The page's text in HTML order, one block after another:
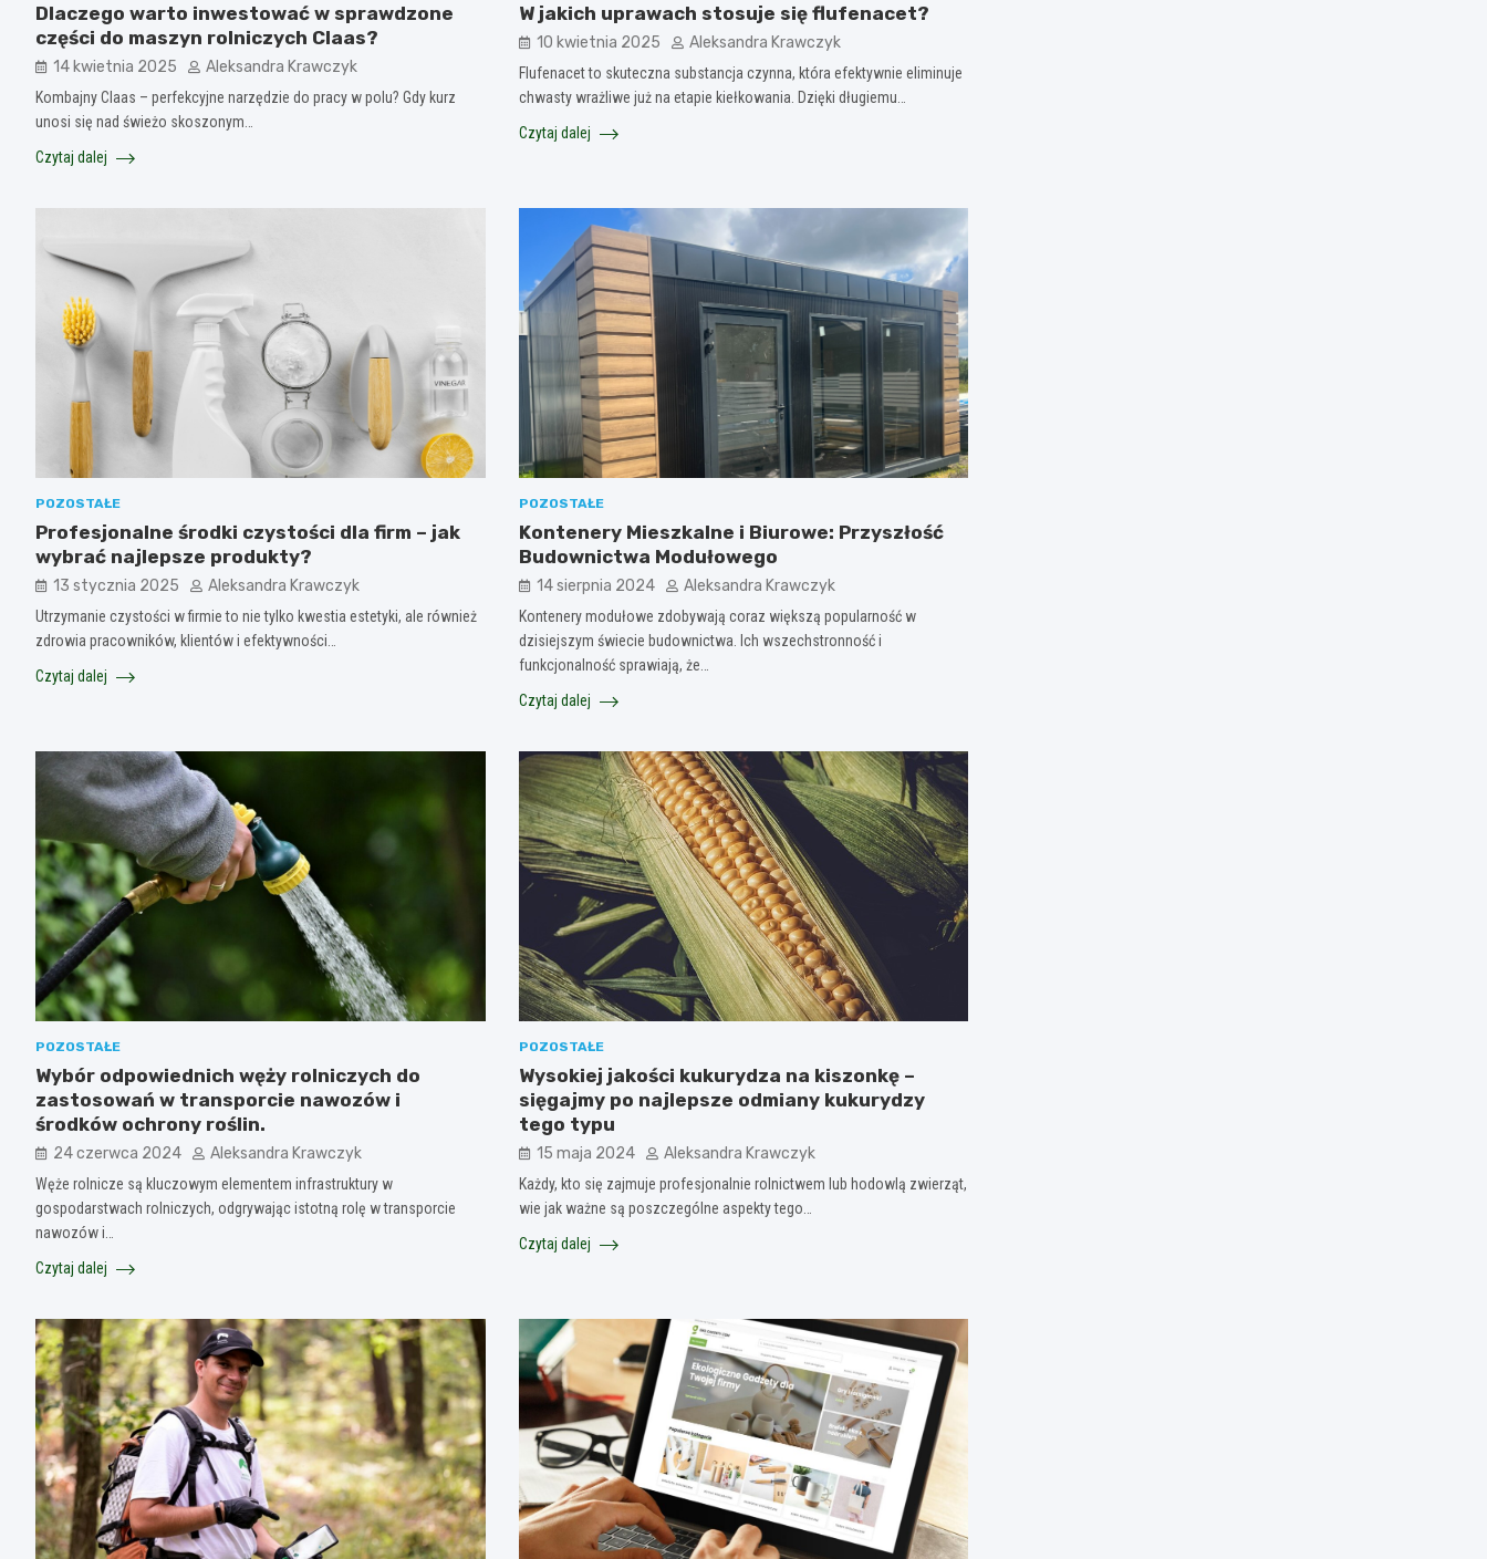
Dlaczego warto inwestować w sprawdzone
części do maszyn rolniczych Claas?
14 kwietnia 2025 Aleksandra Krawczyk
Kombajny Claas – perfekcyjne narzędzie do pracy w polu? Gdy kurz
unosi się nad świeżo skoszonym…
Czytaj dalej
W jakich uprawach stosuje się flufenacet?
10 kwietnia 2025 Aleksandra Krawczyk
Flufenacet to skuteczna substancja czynna, która efektywnie eliminuje
chwasty wrażliwe już na etapie kiełkowania. Dzięki długiemu…
Czytaj dalej
POZOSTAŁE
Profesjonalne środki czystości dla firm – jak
wybrać najlepsze produkty?
13 stycznia 2025 Aleksandra Krawczyk
Utrzymanie czystości w firmie to nie tylko kwestia estetyki, ale również
zdrowia pracowników, klientów i efektywności…
Czytaj dalej
POZOSTAŁE
Kontenery Mieszkalne i Biurowe: Przyszłość
Budownictwa Modułowego
14 sierpnia 2024 Aleksandra Krawczyk
Kontenery modułowe zdobywają coraz większą popularność w
dzisiejszym świecie budownictwa. Ich wszechstronność i
funkcjonalność sprawiają, że…
Czytaj dalej
POZOSTAŁE
Wybór odpowiednich węży rolniczych do
zastosowań w transporcie nawozów i
środków ochrony roślin.
24 czerwca 2024 Aleksandra Krawczyk
Węże rolnicze są kluczowym elementem infrastruktury w
gospodarstwach rolniczych, odgrywając istotną rolę w transporcie
nawozów i…
Czytaj dalej
POZOSTAŁE
Wysokiej jakości kukurydza na kiszonkę –
sięgajmy po najlepsze odmiany kukurydzy
tego typu
15 maja 2024 Aleksandra Krawczyk
Każdy, kto się zajmuje profesjonalnie rolnictwem lub hodowlą zwierząt,
wie jak ważne są poszczególne aspekty tego…
Czytaj dalej